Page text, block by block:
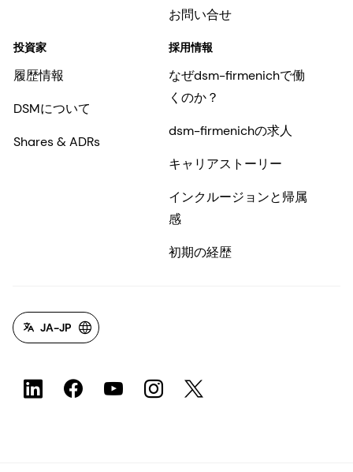
お問い合せ
投資家
履歴情報
DSMについて
Shares & ADRs
採用情報
なぜdsm-firmenichで働
くのか？
dsm-firmenichの求人
キャリアストーリー
インクルージョンと帰属
感
初期の経歴
JA-JP